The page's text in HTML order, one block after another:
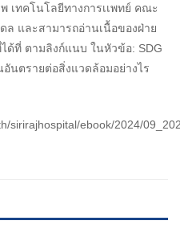
เทคโนโลยีทางการเเพทย์ คณะ
ล และสามารถอ่านเนื้อของฝ่าย
ด้ที่ ตามลิงก์แนบ ในหัวข้อ: SDG
นตรายต่อสิ่งแวดล้อมอย่างไร
sirirajhospital/ebook/2024/